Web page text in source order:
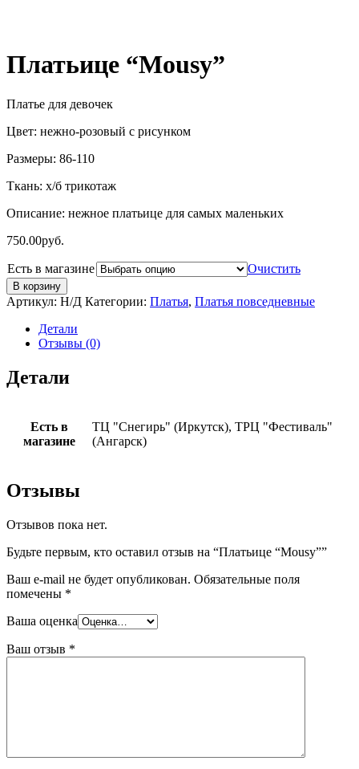
Платьице “Mousy”
Платье для девочек
Цвет: нежно-розовый с рисунком
Размеры: 86-110
Ткань: х/б трикотаж
Описание: нежное платьице для самых маленьких
750.00руб.
Есть в магазине Очистить
В корзину
Артикул: Н/Д Категории: Платья, Платья повседневные
Детали
Отзывы (0)
Детали
Есть в
магазине
ТЦ "Снегирь" (Иркутск), ТРЦ "Фестиваль"
(Ангарск)
Отзывы
Отзывов пока нет.
Будьте первым, кто оставил отзыв на “Платьице “Mousy””
Ваш e-mail не будет опубликован. Обязательные поля
помечены *
Ваша оценка
Ваш отзыв *